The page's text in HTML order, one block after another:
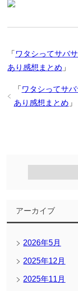
「 ワタシってサバ
あり感想まとめ 」
「 ワタシってサ
あり感想まとめ 」
アーカイブ
2026年5月
2025年12月
2025年11月